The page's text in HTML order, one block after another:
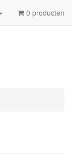
0 producten